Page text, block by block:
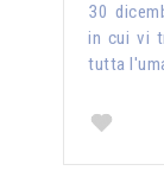
30
in cui vi
tutta